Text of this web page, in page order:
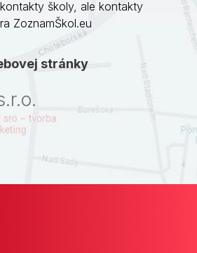
školy, ale kontakty
ZoznamŠkol.eu
stránky